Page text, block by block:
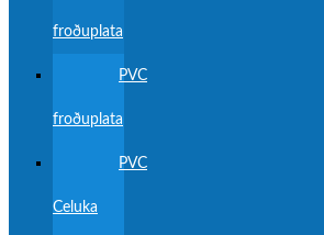
froðuplata
PVC
froðuplata
PVC
Celuka